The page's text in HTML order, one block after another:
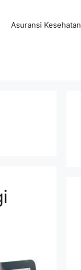
Asuransi Kesehatan